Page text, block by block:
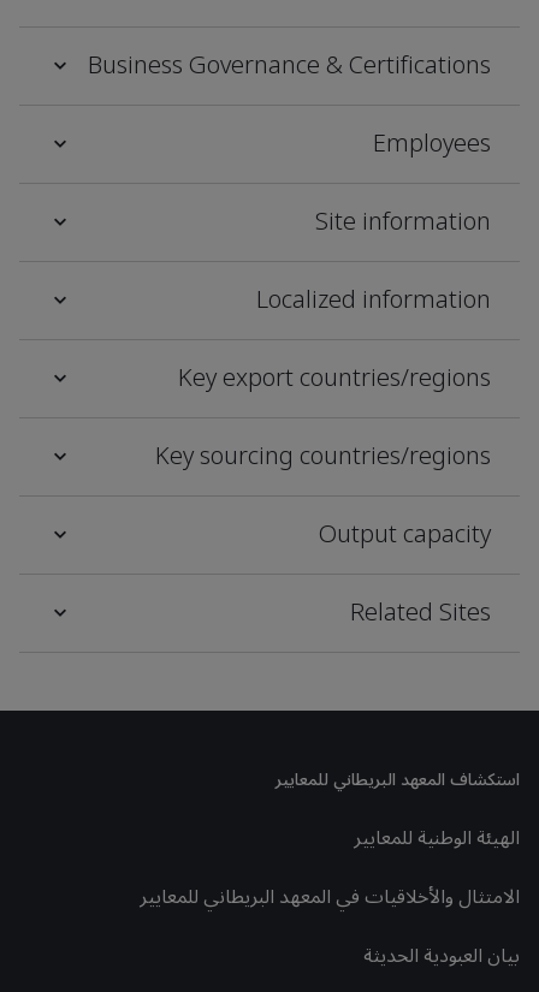
Business Governance & Certifications
Employees
Site information
Localized information
Key export countries/regions
Key sourcing countries/regions
Output capacity
Related Sites
استكشاف المعهد البريطاني للمعايير
الهيئة الوطنية للمعايير
الامتثال والأخلاقيات في المعهد البريطاني للمعايير
بيان العبودية الحديثة